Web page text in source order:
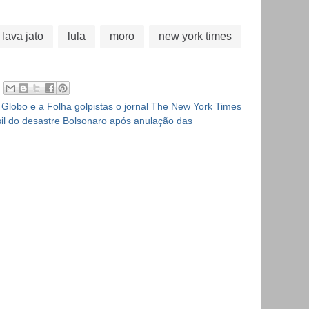
p
til
h
ar
lava jato lula moro
new york times
e a Folha golpistas o jornal The New York Times
do desastre Bolsonaro após anulação das